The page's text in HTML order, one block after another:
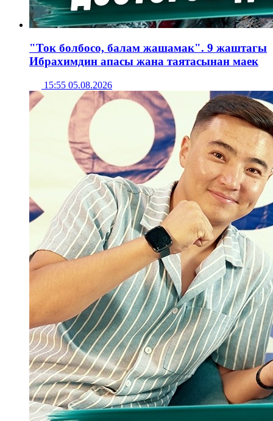
"Ток болбосо, балам жашамак". 9 жаштагы
Ибрахимдин апасы жана таятасынан маек
15:55 05.08.2026